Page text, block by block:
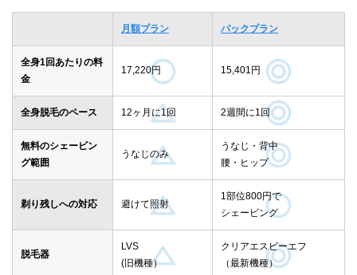
月額プラン パックプラン
全身1回あたりの料
金
17,220円 15,401円
全身脱毛のペース 12ヶ月に1回 2週間に1回
無料のシェービン
グ範囲
うなじのみ
うなじ・背中
腰・ヒップ
剃り残しへの対応 避けて照射
1部位800円で
シェービング
脱毛器
LVS
(旧機種）
クリアエスピーエフ
（最新機種）